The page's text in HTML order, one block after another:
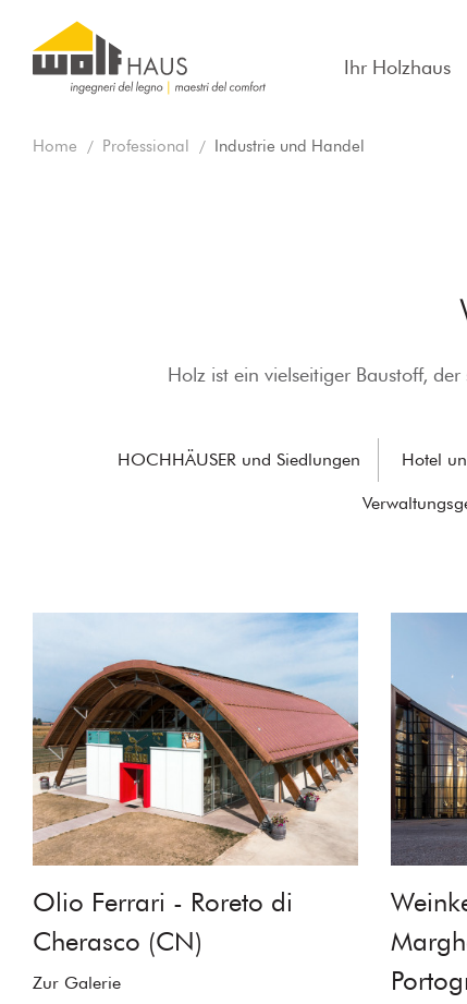
Ihr Holzhaus
Home Professional Industrie und Handel
Holz ist ein vielseitiger Baustoff,
HOCHHÄUSER und Siedlungen Hotel
Olio Ferrari - Roreto di
Cherasco (CN)
Zur Galerie